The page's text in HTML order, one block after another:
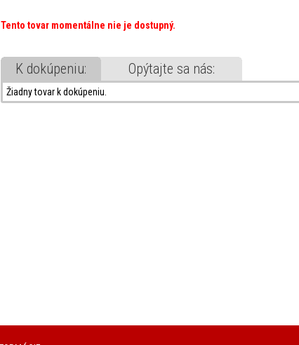
Tento tovar momentálne nie je dostupný.
K dokúpeniu: Opýtajte sa nás:
Žiadny tovar k dokúpeniu.